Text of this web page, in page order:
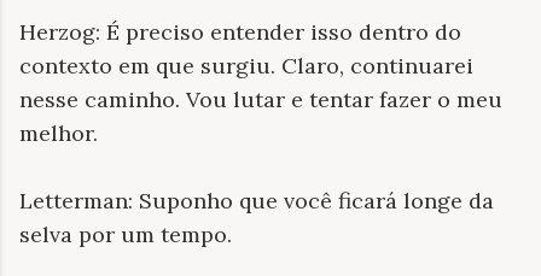
Herzog: É preciso entender isso dentro do
contexto em que surgiu. Claro, continuarei
nesse caminho. Vou lutar e tentar fazer o meu
melhor.
Letterman: Suponho que você ficará longe da
selva por um tempo.